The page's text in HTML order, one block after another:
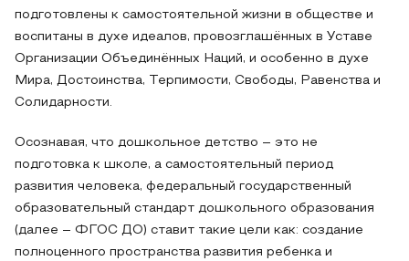
подготовлены к самостоятельной жизни в обществе и
воспитаны в духе идеалов, провозглашённых в Уставе
Организации Объединённых Наций, и особенно в духе
Мира, Достоинства, Терпимости, Свободы, Равенства и
Солидарности.
Осознавая, что дошкольное детство – это не
подготовка к школе, а самостоятельный период
развития человека, федеральный государственный
образовательный стандарт дошкольного образования
(далее – ФГОС ДО) ставит такие цели как: создание
полноценного пространства развития ребенка и